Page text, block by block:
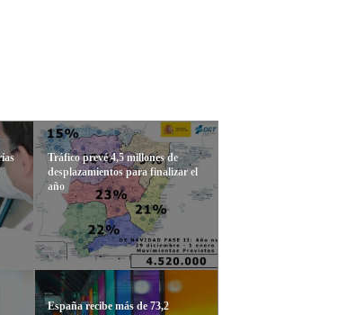
Tráfico prevé 4,5 millones de
desplazamientos para finalizar el
año
España recibe más de 73,2